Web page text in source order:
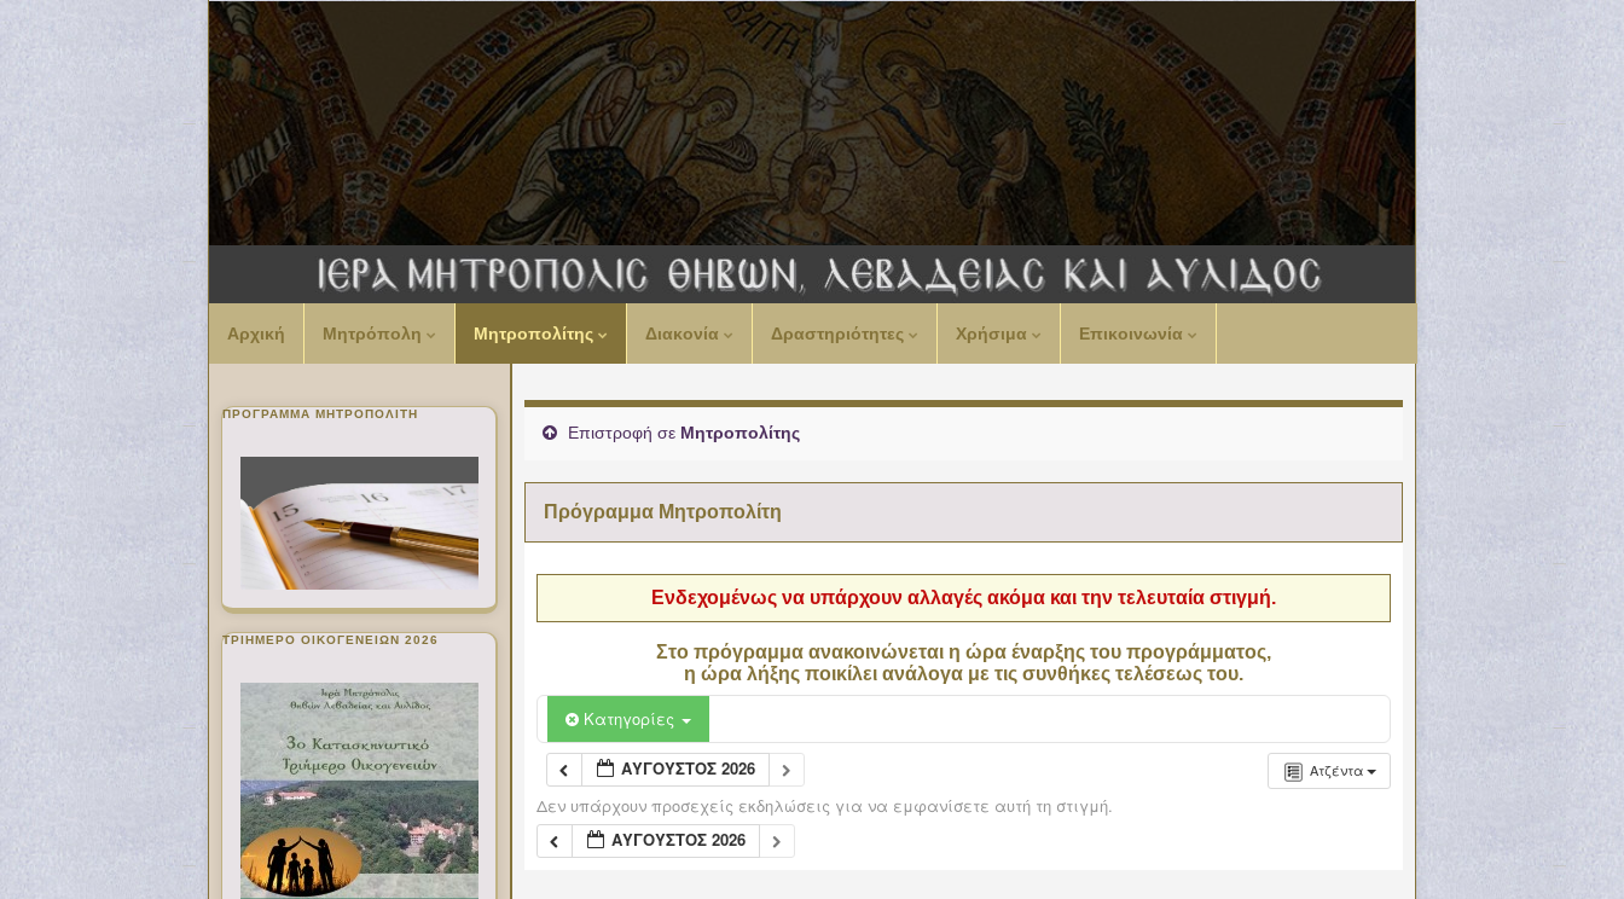
Αρχική Μητρόπολη Μητροπολίτης Διακονία Δραστηριότητες Χρήσιμα Επικοινωνία
Επιστροφή σε Μητροπολίτης
Πρόγραμμα Μητροπολίτη
Ενδεχομένως να υπάρχουν αλλαγές ακόμα και την τελευταία στιγμή.
Στο πρόγραμμα ανακοινώνεται η ώρα έναρξης του προγράμματος,
η ώρα λήξης ποικίλει ανάλογα με τις συνθήκες τελέσεως του.
Κατηγορίες
Ατζέντα
ΑΎΓΟΥΣΤΟΣ 2026
Δεν υπάρχουν προσεχείς εκδηλώσεις για να εμφανίσετε αυτή τη στιγμή.
ΑΎΓΟΥΣΤΟΣ 2026
ΠΡΌΓΡΑΜΜΑ ΜΗΤΡΟΠΟΛΊΤΗ
ΤΡΙΗΜΕΡΟ ΟΙΚΟΓΕΝΕΙΩΝ 2026